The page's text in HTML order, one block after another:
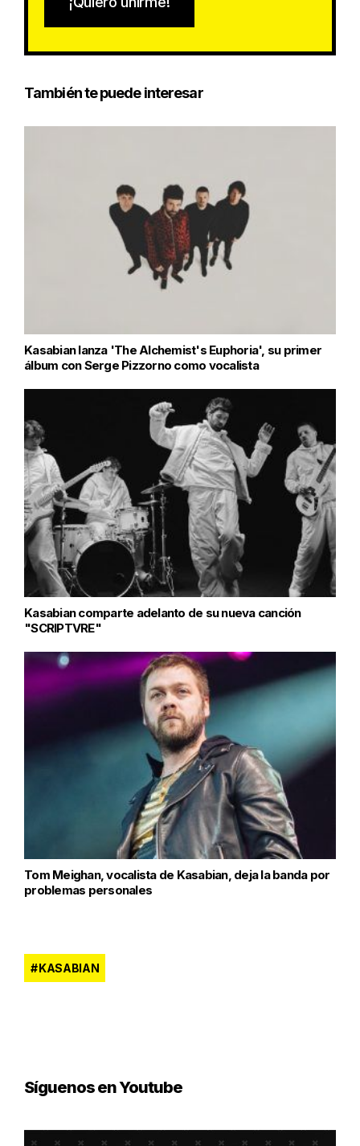
También te puede interesar
Kasabian lanza 'The Alchemist's Euphoria', su primer
álbum con Serge Pizzorno como vocalista
Kasabian comparte adelanto de su nueva canción
"SCRIPTVRE"
Tom Meighan, vocalista de Kasabian, deja la banda por
problemas personales
KASABIAN
Síguenos en Youtube